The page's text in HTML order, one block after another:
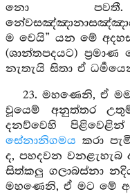
නො
ම වෙයි” යන මේ
(ශාන්තපදයට)
නැතැයි සිතා ඒ
23. මහණෙනි, ඒ
වූයෙම් අනුත්තර
දනව්වෙහි
සේනානිගමය කරා
ද, පහදවන
සිත්කලු ගලාබස්නා
මහණෙනි, ඒ මට මේ